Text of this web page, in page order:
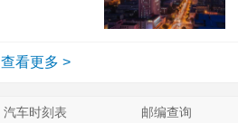
查看更多 >
汽车时刻表
邮编查询